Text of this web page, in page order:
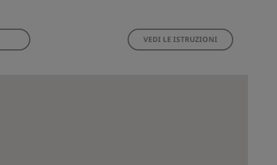
VEDI LE ISTRUZIONI